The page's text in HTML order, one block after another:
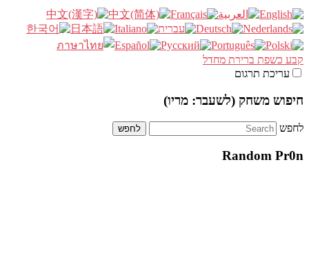
קבע כשפת ברירת מחדל
עריכת תרגום
חיפוש משחק (לשעבר: מריו)
לחפש
Random Pr0n